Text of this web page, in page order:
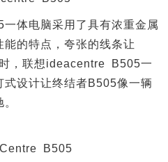
电脑采用了具有浓重金属
的特点，夸张的线条让
，联想ideacentre B505一
设计让终结者B505像一辆
B505